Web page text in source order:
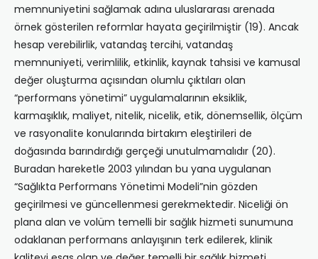
memnuniyetini sağlamak adına uluslararası arenada
örnek gösterilen reformlar hayata geçirilmiştir (19). Ancak
hesap verebilirlik, vatandaş tercihi, vatandaş
memnuniyeti, verimlilik, etkinlik, kaynak tahsisi ve kamusal
değer oluşturma açısından olumlu çıktıları olan
“performans yönetimi” uygulamalarının eksiklik,
karmaşıklık, maliyet, nitelik, nicelik, etik, dönemsellik, ölçüm
ve rasyonalite konularında birtakım eleştirileri de
doğasında barındırdığı gerçeği unutulmamalıdır (20).
Buradan hareketle 2003 yılından bu yana uygulanan
“Sağlıkta Performans Yönetimi Modeli”nin gözden
geçirilmesi ve güncellenmesi gerekmektedir. Niceliği ön
plana alan ve volüm temelli bir sağlık hizmeti sunumuna
odaklanan performans anlayışının terk edilerek, klinik